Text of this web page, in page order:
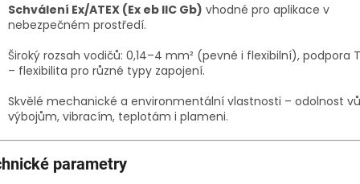
Schválení Ex/ATEX (Ex eb IIC Gb) vhodné pro aplikace v
nebezpečném prostředí.
Široký rozsah vodičů: 0,14–4 mm² (pevné i flexibilní), podpora
– flexibilita pro různé typy zapojení.
Skvělé mechanické a environmentální vlastnosti – odolnost
výbojům, vibracím, teplotám i plameni.
parametry